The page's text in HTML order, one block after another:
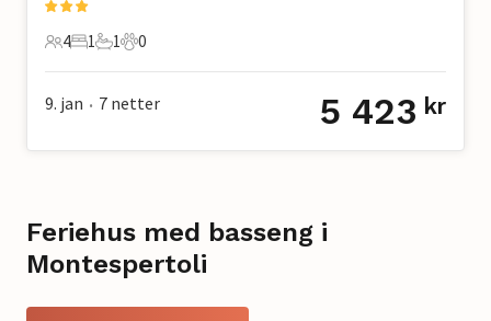
4 Gjester
4
1 Soverom
1
1 Bad
1
0 Kjæledyr
0
9. jan • 7 netter 5 423 kr
Feriehus med basseng i
Montespertoli